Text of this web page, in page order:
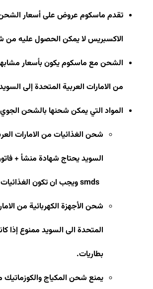
تقدم ماسكوم عروض على أسعار
الاكسبريس لا يمكن الحصول عليه من
الشحن مع ماسكوم يكون بأسعار
من الامارات العربية المتحدة إلى السويد
المواد التي يمكن شحنها بالشحن
شحن الغذائيات من الامارات
السويد يحتاج شهادة منشأ +
ويجب ان تكون
شحن الأجهزة الكهربائية من
المتحدة الى السويد ممنوع إذا
بطاريات.
يمنع شحن المكياج والكوزماتيك